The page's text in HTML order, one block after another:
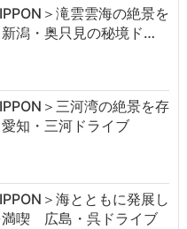
＞滝雲雲海の絶景を
潟・奥只見の秘境ド…
＞三河湾の絶景を存
知・三河ドライブ
＞海とともに発展し
満喫 広島・呉ドライブ